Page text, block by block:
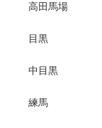
高田馬場
目黒
中目黒
練馬